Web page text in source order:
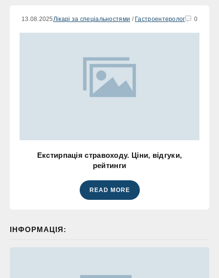
13.08.2025 Лікарі за спеціальностями / Гастроентеролог 0
Екстирпація стравоходу. Ціни, відгуки,
рейтинги
READ MORE
ІНФОРМАЦІЯ: